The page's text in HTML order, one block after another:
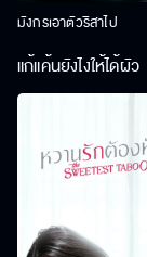
มังกรเอาตัวริสาไป
แก้แค้นยังไงให้ได้ผัว